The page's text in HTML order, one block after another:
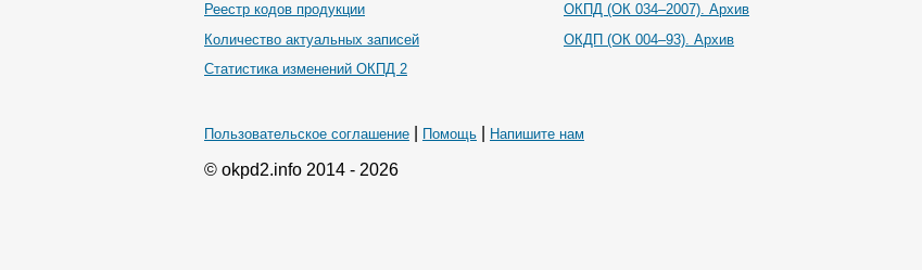
Реестр кодов продукции
Количество актуальных записей
Статистика изменений ОКПД 2
ОКПД (ОК 034–2007). Архив
ОКДП (ОК 004–93). Архив
Пользовательское соглашение Помощь Напишите нам
© okpd2.info 2014 - 2026